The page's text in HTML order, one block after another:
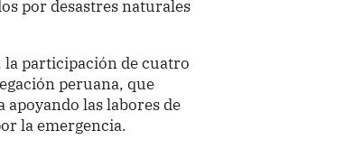
por desastres naturales
participación de cuatro
peruana, que
apoyando las labores de
la emergencia.